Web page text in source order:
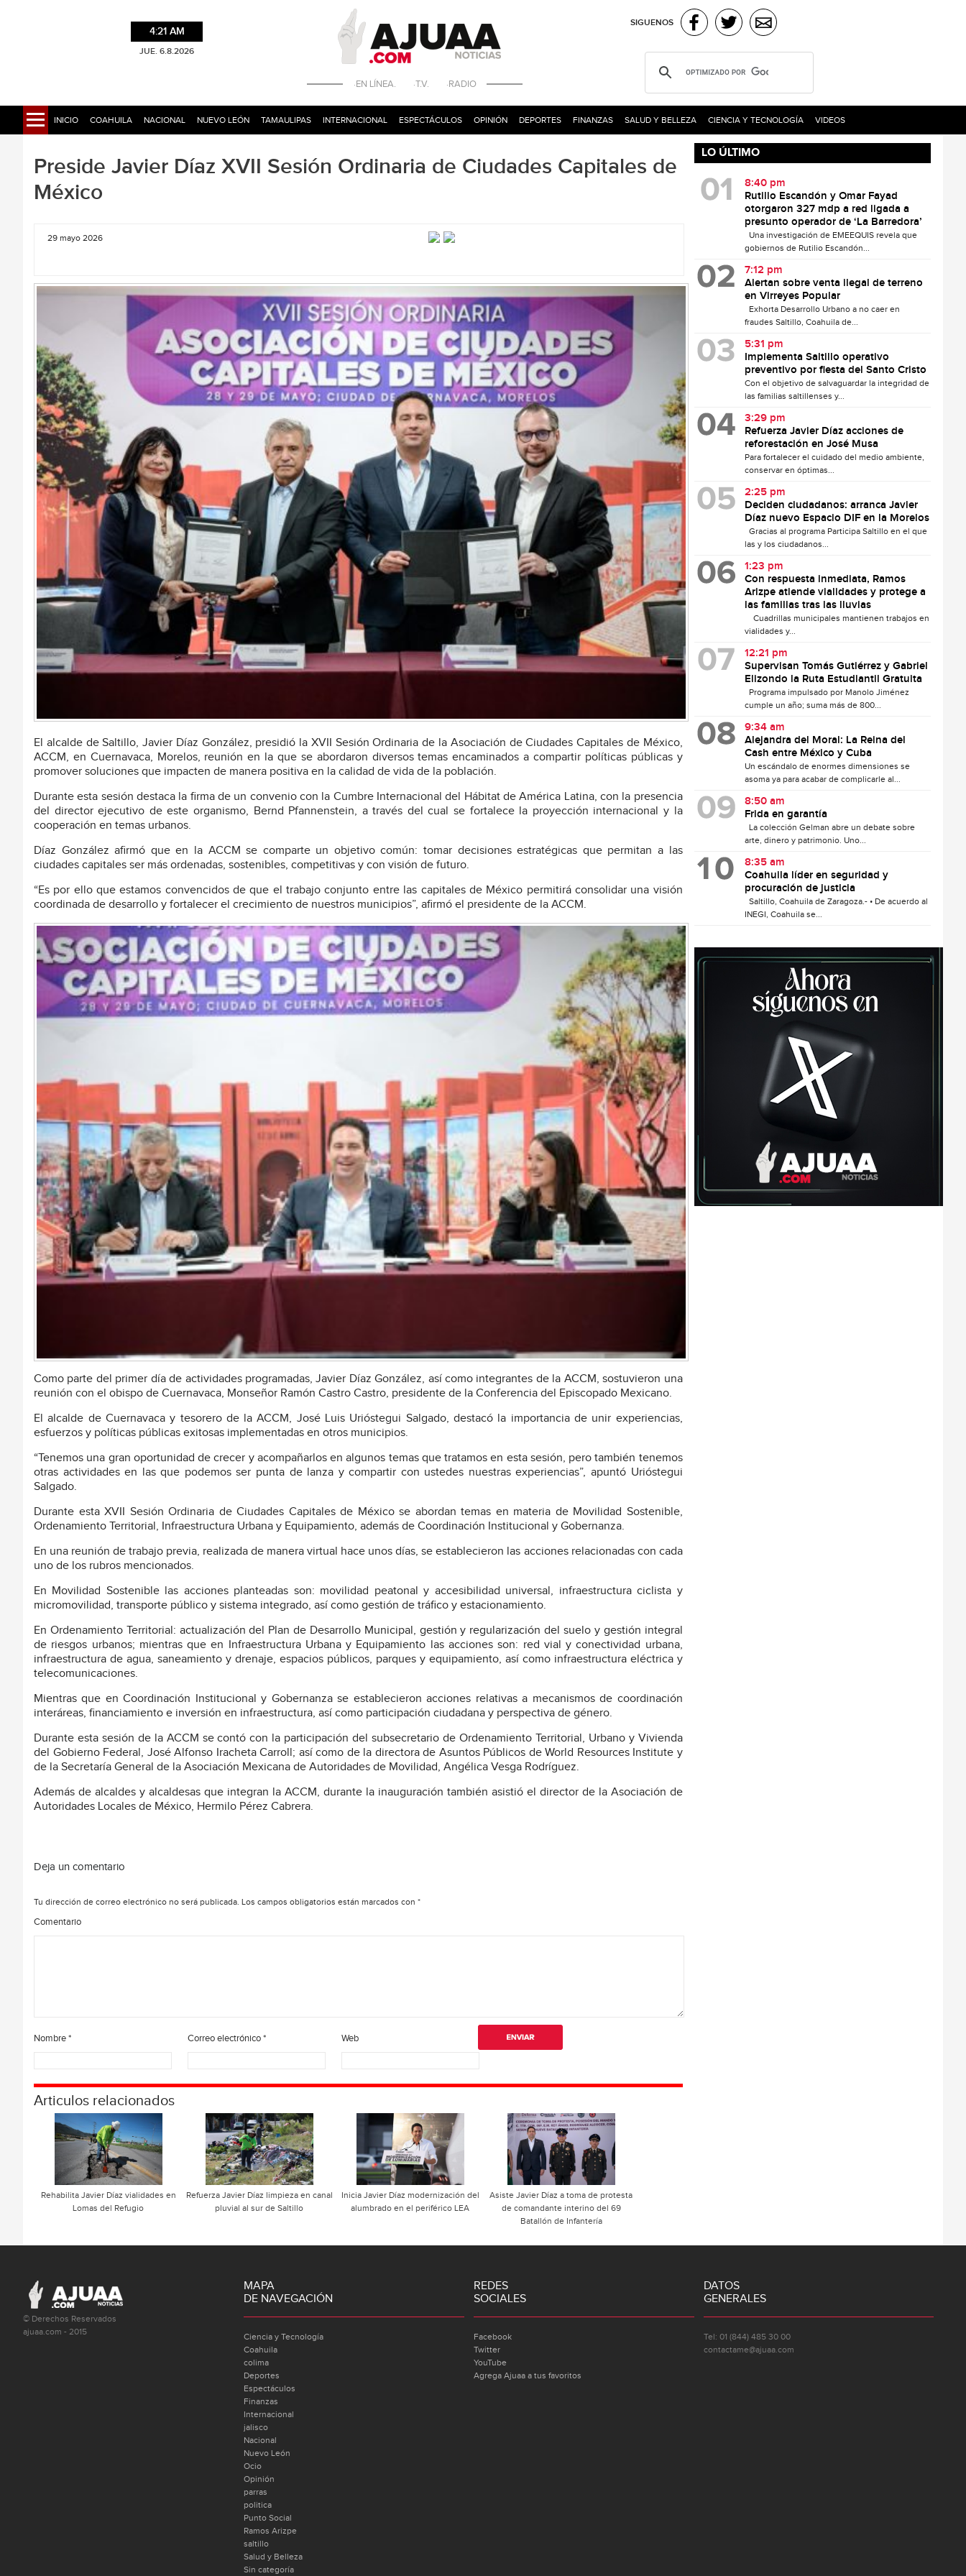
4:21 AM
JUE. 6.8.2026
·EN LÍNEA. ·T.V. ·RADIO
SIGUENOS
INICIO COAHUILA NACIONAL NUEVO LEÓN TAMAULIPAS INTERNACIONAL ESPECTÁCULOS OPINIÓN DEPORTES FINANZAS SALUD Y BELLEZA CIENCIA Y TECNOLOGÍA VIDEOS
Preside Javier Díaz XVII Sesión Ordinaria de Ciudades Capitales de
México
29 mayo 2026
El alcalde de Saltillo, Javier Díaz González, presidió la XVII Sesión Ordinaria de la Asociación de Ciudades Capitales de México,
ACCM, en Cuernavaca, Morelos, reunión en la que se abordaron diversos temas encaminados a compartir políticas públicas y
promover soluciones que impacten de manera positiva en la calidad de vida de la población.
Durante esta sesión destaca la firma de un convenio con la Cumbre Internacional del Hábitat de América Latina, con la presencia
del director ejecutivo de este organismo, Bernd Pfannenstein, a través del cual se fortalece la proyección internacional y la
cooperación en temas urbanos.
Díaz González afirmó que en la ACCM se comparte un objetivo común: tomar decisiones estratégicas que permitan a las
ciudades capitales ser más ordenadas, sostenibles, competitivas y con visión de futuro.
“Es por ello que estamos convencidos de que el trabajo conjunto entre las capitales de México permitirá consolidar una visión
coordinada de desarrollo y fortalecer el crecimiento de nuestros municipios”, afirmó el presidente de la ACCM.
Como parte del primer día de actividades programadas, Javier Díaz González, así como integrantes de la ACCM, sostuvieron una
reunión con el obispo de Cuernavaca, Monseñor Ramón Castro Castro, presidente de la Conferencia del Episcopado Mexicano.
El alcalde de Cuernavaca y tesorero de la ACCM, José Luis Urióstegui Salgado, destacó la importancia de unir experiencias,
esfuerzos y políticas públicas exitosas implementadas en otros municipios.
“Tenemos una gran oportunidad de crecer y acompañarlos en algunos temas que tratamos en esta sesión, pero también tenemos
otras actividades en las que podemos ser punta de lanza y compartir con ustedes nuestras experiencias”, apuntó Urióstegui
Salgado.
Durante esta XVII Sesión Ordinaria de Ciudades Capitales de México se abordan temas en materia de Movilidad Sostenible,
Ordenamiento Territorial, Infraestructura Urbana y Equipamiento, además de Coordinación Institucional y Gobernanza.
En una reunión de trabajo previa, realizada de manera virtual hace unos días, se establecieron las acciones relacionadas con cada
uno de los rubros mencionados.
En Movilidad Sostenible las acciones planteadas son: movilidad peatonal y accesibilidad universal, infraestructura ciclista y
micromovilidad, transporte público y sistema integrado, así como gestión de tráfico y estacionamiento.
En Ordenamiento Territorial: actualización del Plan de Desarrollo Municipal, gestión y regularización del suelo y gestión integral
de riesgos urbanos; mientras que en Infraestructura Urbana y Equipamiento las acciones son: red vial y conectividad urbana,
infraestructura de agua, saneamiento y drenaje, espacios públicos, parques y equipamiento, así como infraestructura eléctrica y
telecomunicaciones.
Mientras que en Coordinación Institucional y Gobernanza se establecieron acciones relativas a mecanismos de coordinación
interáreas, financiamiento e inversión en infraestructura, así como participación ciudadana y perspectiva de género.
Durante esta sesión de la ACCM se contó con la participación del subsecretario de Ordenamiento Territorial, Urbano y Vivienda
del Gobierno Federal, José Alfonso Iracheta Carroll; así como de la directora de Asuntos Públicos de World Resources Institute y
de la Secretaría General de la Asociación Mexicana de Autoridades de Movilidad, Angélica Vesga Rodríguez.
Además de alcaldes y alcaldesas que integran la ACCM, durante la inauguración también asistió el director de la Asociación de
Autoridades Locales de México, Hermilo Pérez Cabrera.
Deja un comentario
Tu dirección de correo electrónico no será publicada. Los campos obligatorios están marcados con *
Comentario
Nombre* Correo electrónico* Web
Articulos relacionados
Rehabilita Javier Díaz vialidades en
Lomas del Refugio
Refuerza Javier Díaz limpieza en canal
pluvial al sur de Saltillo
Inicia Javier Díaz modernización del
alumbrado en el periférico LEA
Asiste Javier Díaz a toma de protesta
de comandante interino del 69
Batallón de Infantería
LO ÚLTIMO
8:40 pm
Rutilio Escandón y Omar Fayad
otorgaron 327 mdp a red ligada a
presunto operador de ‘La Barredora’
Una investigación de EMEEQUIS revela que
gobiernos de Rutilio Escandón...
7:12 pm
Alertan sobre venta ilegal de terreno
en Virreyes Popular
Exhorta Desarrollo Urbano a no caer en
fraudes Saltillo, Coahuila de...
5:31 pm
Implementa Saltillo operativo
preventivo por fiesta del Santo Cristo
Con el objetivo de salvaguardar la integridad de
las familias saltillenses y...
3:29 pm
Refuerza Javier Díaz acciones de
reforestación en José Musa
Para fortalecer el cuidado del medio ambiente,
conservar en óptimas...
2:25 pm
Deciden ciudadanos: arranca Javier
Díaz nuevo Espacio DIF en la Morelos
Gracias al programa Participa Saltillo en el que
las y los ciudadanos...
1:23 pm
Con respuesta inmediata, Ramos
Arizpe atiende vialidades y protege a
las familias tras las lluvias
Cuadrillas municipales mantienen trabajos en
vialidades y...
12:21 pm
Supervisan Tomás Gutiérrez y Gabriel
Elizondo la Ruta Estudiantil Gratuita
Programa impulsado por Manolo Jiménez
cumple un año; suma más de 800...
9:34 am
Alejandra del Moral: La Reina del
Cash entre México y Cuba
Un escándalo de enormes dimensiones se
asoma ya para acabar de complicarle al...
8:50 am
Frida en garantía
La colección Gelman abre un debate sobre
arte, dinero y patrimonio. Uno...
8:35 am
Coahuila líder en seguridad y
procuración de justicia
Saltillo, Coahuila de Zaragoza.- • De acuerdo al
INEGI, Coahuila se...
© Derechos Reservados
ajuaa.com - 2015
MAPA
DE NAVEGACIÓN
Ciencia y Tecnología
Coahuila
colima
Deportes
Espectáculos
Finanzas
Internacional
jalisco
Nacional
Nuevo León
Ocio
Opinión
parras
politica
Punto Social
Ramos Arizpe
saltillo
Salud y Belleza
Sin categoría
REDES
SOCIALES
Facebook
Twitter
YouTube
Agrega Ajuaa a tus favoritos
DATOS
GENERALES
Tel: 01 (844) 485 30 00
contactame@ajuaa.com